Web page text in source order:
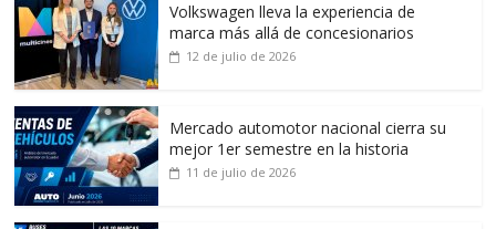
Volkswagen lleva la experiencia de
marca más allá de concesionarios
12 de julio de 2026
Mercado automotor nacional cierra su
mejor 1er semestre en la historia
11 de julio de 2026